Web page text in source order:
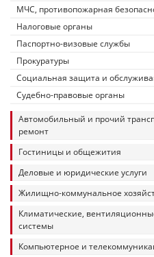
МЧС, противопожарная
Налоговые органы
Паспортно-визовые службы
Прокуратуры
Социальная защита и
Судебно-правовые органы
Автомобильный и прочий
ремонт
Гостиницы и общежития
Деловые и юридические услуги
Жилищно-коммунальное
Климатические,
системы
Компьютерное и